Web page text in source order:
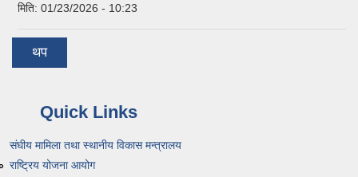
मिति: 01/23/2026 - 10:23
थप
Quick Links
संघीय मामिला तथा स्थानीय विकास मन्त्रालय
राष्ट्रिय योजना आयोग